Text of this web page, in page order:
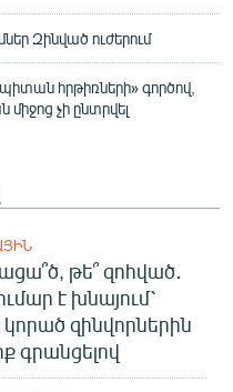
Զինված ուժերում
հրթիռների» գործով,
չի ընտրվել
թե՞ զոհված․
է խնայում՝
զինվորներին
գրանցելով